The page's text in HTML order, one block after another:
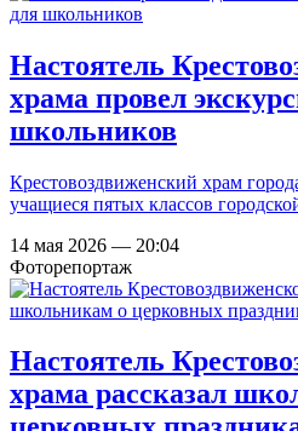
Настоятель
храма провел
школьников
Крестовоздвиженский храм
учащиеся пятых классов
14 мая 2026 — 20:04
Фоторепортаж
Настоятель
храма рассказал